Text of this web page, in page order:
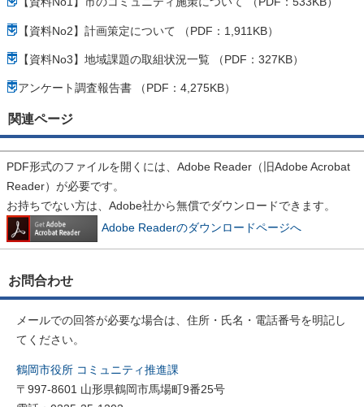
【資料No2】計画策定について （PDF：1,911KB）
【資料No3】地域課題の取組状況一覧 （PDF：327KB）
アンケート調査報告書 （PDF：4,275KB）
関連ページ
PDF形式のファイルを開くには、Adobe Reader（旧Adobe Acrobat
Reader）が必要です。
お持ちでない方は、Adobe社から無償でダウンロードできます。
Adobe Readerのダウンロードページへ
お問合わせ
メールでの回答が必要な場合は、住所・氏名・電話番号を明記し
てください。
鶴岡市役所 コミュニティ推進課
〒997-8601 山形県鶴岡市馬場町9番25号